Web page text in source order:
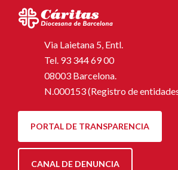
Via Laietana 5, Entl.
Tel. 93 344 69 00
08003 Barcelona.
N.000153 (Registro de
PORTAL DE TRANSPARENCIA
CANAL DE DENUNCIA